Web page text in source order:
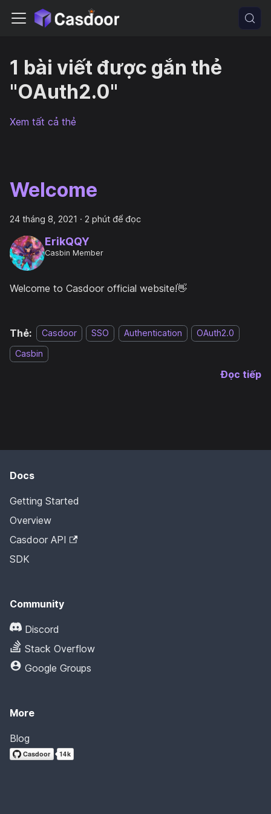
1 bài viết được gắn thẻ
"OAuth2.0"
Xem tất cả thẻ
Welcome
24 tháng 8, 2021 · 2 phút để đọc
ErikQQY
Casbin Member
Welcome to Casdoor official website!👋
Thẻ: Casdoor SSO Authentication
OAuth2.0
Casbin
Đọc tiếp
Docs
Getting Started
Overview
Casdoor API
SDK
Community
Discord
Stack Overflow
Google Groups
More
Blog